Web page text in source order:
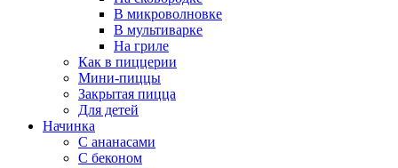
В микроволновке
В мультиварке
На гриле
Как в пиццерии
Мини-пиццы
Закрытая пицца
Для детей
Начинка
С ананасами
С беконом